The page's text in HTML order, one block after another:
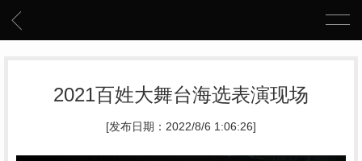
2021百姓大舞台海选表演现场
[发布日期：2022/8/6 1:06:26]